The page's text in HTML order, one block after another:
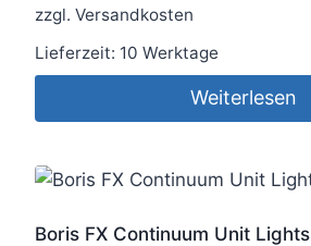
zzgl. Versandkosten
Lieferzeit: 10 Werktage
Weiterlesen
Boris FX Continuum Unit Lights